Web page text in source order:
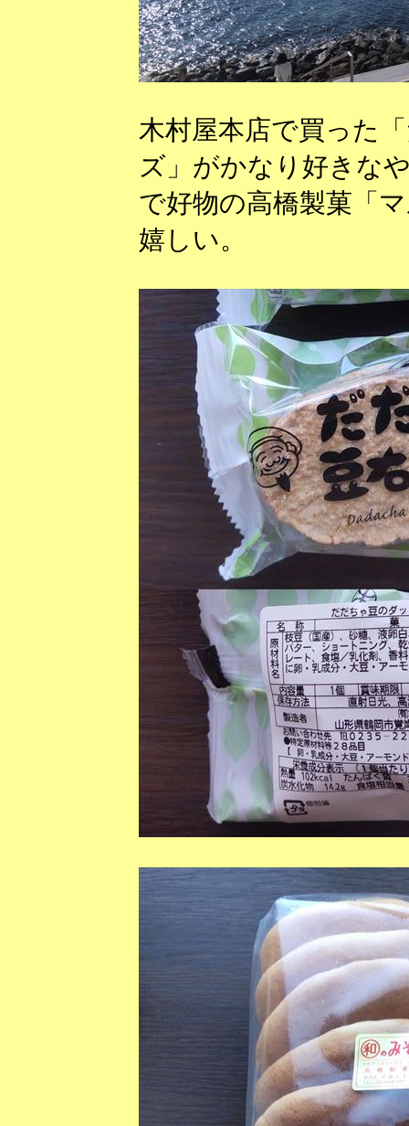
木村屋本店で買った
ズ」がかなり好きな
で好物の高橋製菓「
嬉しい。